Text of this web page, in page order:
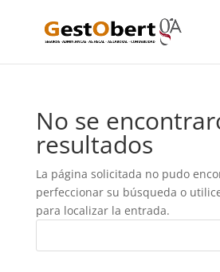
No se
resultados
La página solicitada no pudo
perfeccionar su búsqueda o
para localizar la entrada.